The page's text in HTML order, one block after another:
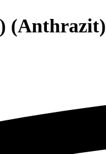
(Anthrazit)